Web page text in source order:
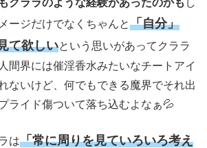
ージだけでなくちゃんと「自分」
て欲しいという思いがあってクララ
間界には催淫香水みたいなチートアイ
ないけど、何でもできる魔界でそれ出
ライド傷ついて落ち込むよなぁ💦
は「常に周りを見ていろいろ考え